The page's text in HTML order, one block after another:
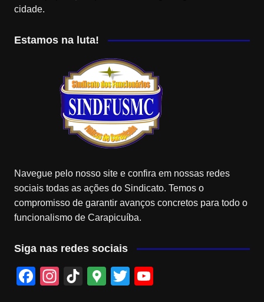
cidade.
Estamos na luta!
Navegue pelo nosso site e confira em nossas redes
sociais todas as ações do Sindicato. Temos o
compromisso de garantir avanços concretos para todo o
funcionalismo de Carapicuíba.
Siga nas redes sociais
F
In
Ti
G
T